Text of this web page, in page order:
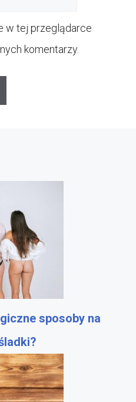
w tej przeglądarce
komentarzy.
sposoby na